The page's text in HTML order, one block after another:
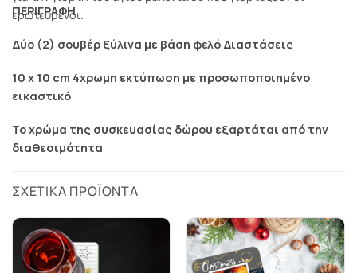
ερωτευμένοι.
ΠΕΡΙΓΡΑΦΗ
Δύο (2) σουβέρ ξύλινα με βάση φελό Διαστάσεις
10 x 10 cm 4χρωμη εκτύπωση με προσωποποιημένο
εικαστικό
Το χρώμα της συσκευασίας δώρου εξαρτάται από την
διαθεσιμότητα
ΣΧΕΤΙΚΆ ΠΡΟΪΌΝΤΑ